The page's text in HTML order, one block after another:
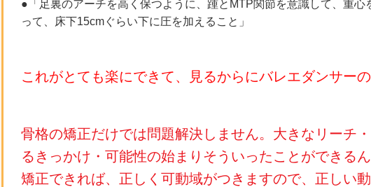
●「足裏のアーチを高く保つように、踵とMTP関節を意識して、重心
って、床下15cmぐらい下に圧を加えること」
これがとても楽にできて、見るからにバレエダンサーの
骨格の矯正だけでは問題解決しません。大きなリーチ
るきっかけ・可能性の始まりそういったことができ
矯正できれば、正しく可動域がつきますので、正しい